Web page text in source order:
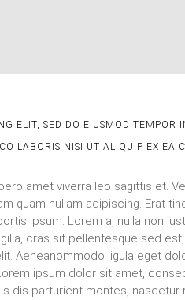
ELIT, SED DO EIUSMOD
LABORIS NISI UT ALIQUIP EX EA
amet viverra leo sagittis et.
quam nullam adipiscing. Erat
ipsum. Lorem a, nulla non
cras sit pellentesque sed
Aeneanommodo ligula eget
ipsum dolor sit amet,
dis parturient montes,